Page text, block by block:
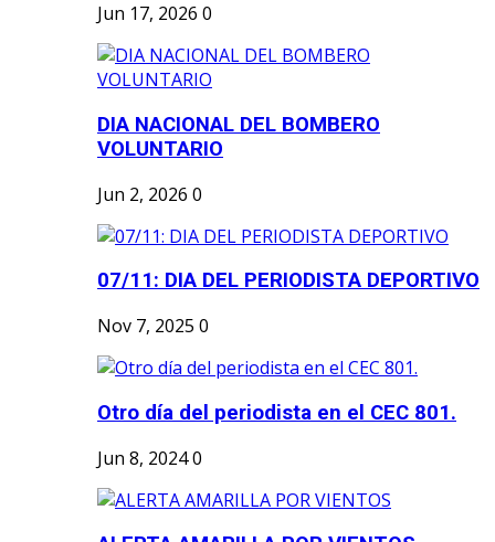
Jun 17, 2026 0
DIA NACIONAL DEL BOMBERO
VOLUNTARIO
Jun 2, 2026 0
07/11: DIA DEL PERIODISTA DEPORTIVO
Nov 7, 2025 0
Otro día del periodista en el CEC 801.
Jun 8, 20240